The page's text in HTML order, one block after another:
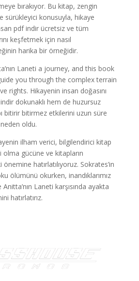
bırakıyor. Bu kitap, zengin
sürükleyici konusuyla, hikaye
pdf indir ücretsiz ve tüm
keşfetmek için nasıl
harika bir örneğidir.
Laneti a journey, and this book
you through the complex terrain
rights. Hikayenin insan doğasını
dokunaklı hem de huzursuz
bitirir bitirmez etkilerini uzun süre
oldu.
ilham verici, bilgilendirici kitap
olma gücüne ve kitapların
önemine hatırlatılıyoruz. Sokrates’in
ölümünü okurken, inandıklarımız
Laneti karşısında ayakta
hatırlatırız.